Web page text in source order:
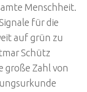
Menschheit.
für die
auf grün zu
Schütz
große Zahl von